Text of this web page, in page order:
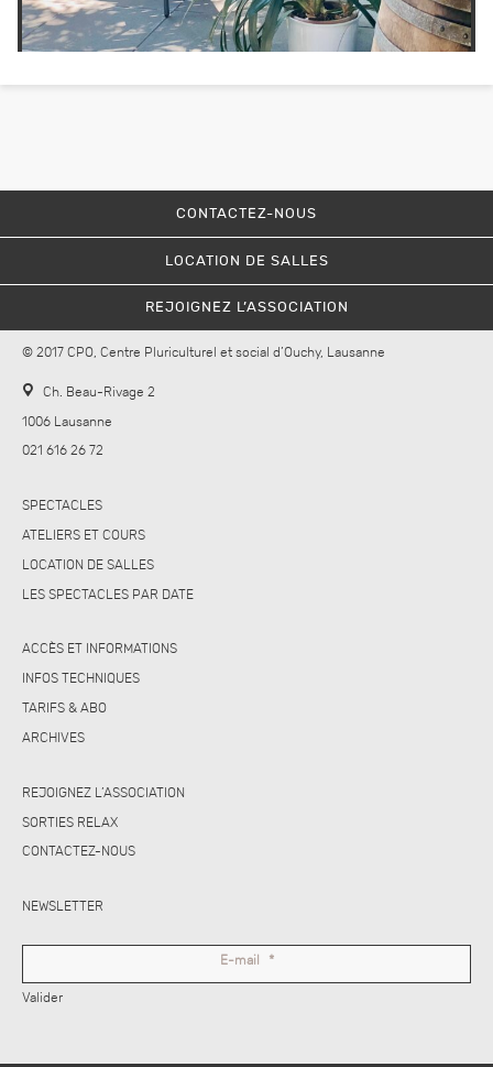
CONTACTEZ-NOUS
LOCATION DE SALLES
REJOIGNEZ L’ASSOCIATION
© 2017 CPO, Centre Pluriculturel et social d’Ouchy, Lausanne
Ch. Beau-Rivage 2
1006 Lausanne
021 616 26 72
SPECTACLES
ATELIERS ET COURS
LOCATION DE SALLES
LES SPECTACLES PAR DATE
ACCÈS ET INFORMATIONS
INFOS TECHNIQUES
TARIFS & ABO
ARCHIVES
REJOIGNEZ L’ASSOCIATION
SORTIES RELAX
CONTACTEZ-NOUS
NEWSLETTER
E-mail *
Valider